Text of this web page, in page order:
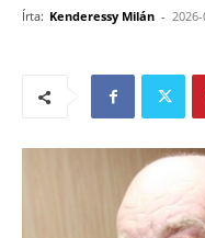
Írta: Kenderessy Milán -